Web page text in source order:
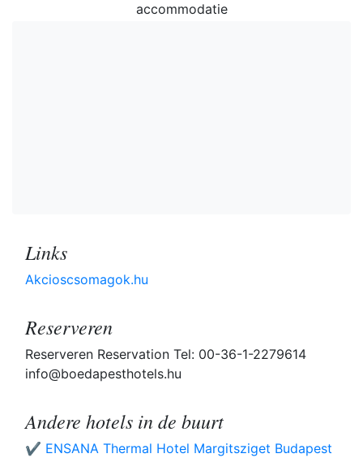
accommodatie
Links
Akcioscsomagok.hu
Reserveren
Reserveren Reservation Tel: 00-36-1-2279614
info@boedapesthotels.hu
Andere hotels in de buurt
✔️ ENSANA Thermal Hotel Margitsziget Budapest